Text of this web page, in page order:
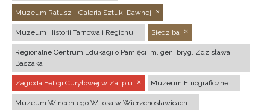
Muzeum Ratusz - Galeria Sztuki Dawnej
Muzeum Historii Tarnowa i Regionu Siedziba
Regionalne Centrum Edukacji o Pamięci im. gen. bryg. Zdzisława
Baszaka
Zagroda Felicji Curyłowej w Zalipiu Muzeum Etnograficzne
Muzeum Wincentego Witosa w Wierzchosławicach